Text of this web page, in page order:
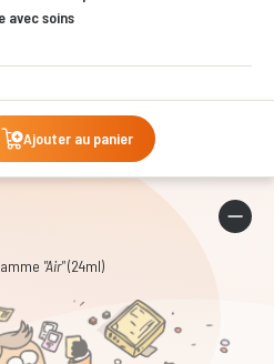
avec soins
Ajouter au panier
"Air"(24ml)